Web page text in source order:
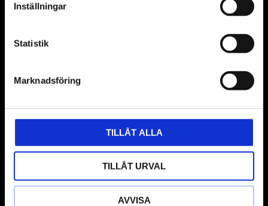
Inställningar
Statistik
Marknadsföring
TILLÅT ALLA
TILLÅT URVAL
AVVISA
& däckmaskiner och Master luftmaskiner. Kontakta oss
kunden.